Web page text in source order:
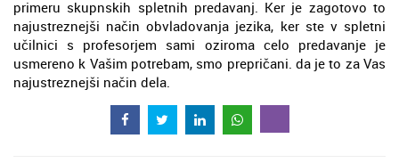
primeru skupnskih spletnih predavanj. Ker je zagotovo to
najustreznejši način obvladovanja jezika, ker ste v spletni
učilnici s profesorjem sami oziroma celo predavanje je
usmereno k Vašim potrebam, smo prepričani. da je to za Vas
najustreznejši način dela.